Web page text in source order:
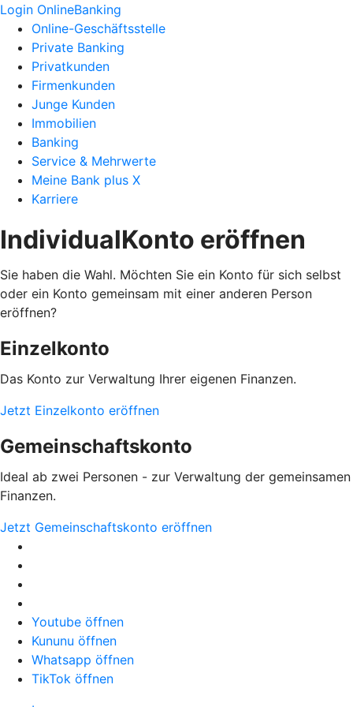
Login OnlineBanking
Online-Geschäftsstelle
Private Banking
Privatkunden
Firmenkunden
Junge Kunden
Immobilien
Banking
Service & Mehrwerte
Meine Bank plus X
Karriere
IndividualKonto eröffnen
Sie haben die Wahl. Möchten Sie ein Konto für sich selbst
oder ein Konto gemeinsam mit einer anderen Person
eröffnen?
Einzelkonto
Das Konto zur Verwaltung Ihrer eigenen Finanzen.
Jetzt Einzelkonto eröffnen
Gemeinschaftskonto
Ideal ab zwei Personen - zur Verwaltung der gemeinsamen
Finanzen.
Jetzt Gemeinschaftskonto eröffnen
Youtube öffnen
Kununu öffnen
Whatsapp öffnen
TikTok öffnen